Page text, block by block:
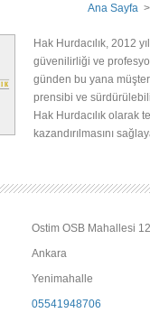
Ana Sayfa>
Hak Hurdacılık, 2012
güvenilirliği ve
günden bu yana
prensibi ve
Hak Hurdacılık olarak
kazandırılmasını
Ostim OSB Mahallesi
Ankara
Yenimahalle
05541948706